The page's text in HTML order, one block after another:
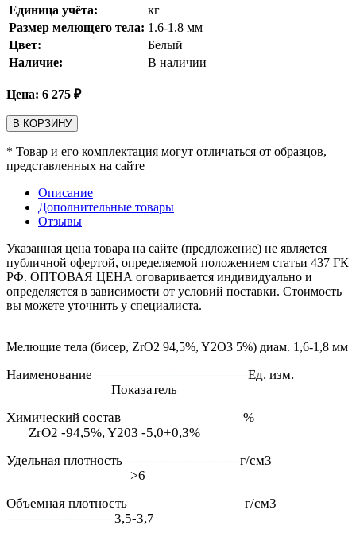
Единица учёта:
кг
Размер мелющего тела: 1.6-1.8 мм
Цвет:
Белый
Наличие:
В наличии
Цена: 6 275 ₽
В КОРЗИНУ
* Товар и его комплектация могут отличаться от образцов,
представленных на сайте
Описание
Дополнительные товары
Отзывы
Указанная цена товара на сайте (предложение) не является
публичной офертой, определяемой положением статьи 437 ГК
РФ. ОПТОВАЯ ЦЕНА оговаривается индивидуально и
определяется в зависимости от условий поставки. Стоимость
вы можете уточнить у специалиста.
Мелющие тела (бисер, ZrO2 94,5%, Y2O3 5%) диам. 1,6-1,8 мм
Наименование Ед. изм.
Показатель
Химический состав
%
ZrO2 -94,5%, Y203 -5,0+0,3%
Удельная плотность
г/см3
>6
Объемная плотность
г/см3
3,5-3,7